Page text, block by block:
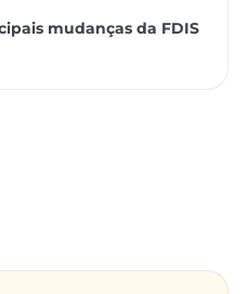
mudanças da FDIS